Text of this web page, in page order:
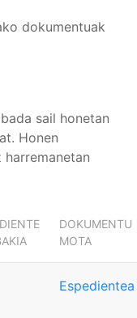
dokumentuak
sail honetan
Honen
DOKUMENTU
MOTA
Espedientea